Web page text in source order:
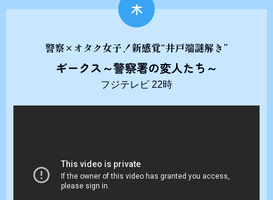
木
警察×オタク女子！新感覚“井戸端謎解き”
ギークス～警察署の変人たち～
フジテレビ 22時